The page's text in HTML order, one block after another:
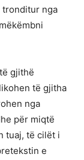
tronditur nga
gjithë
të gjitha
nga
për miqtë
tuaj, të cilët i
e